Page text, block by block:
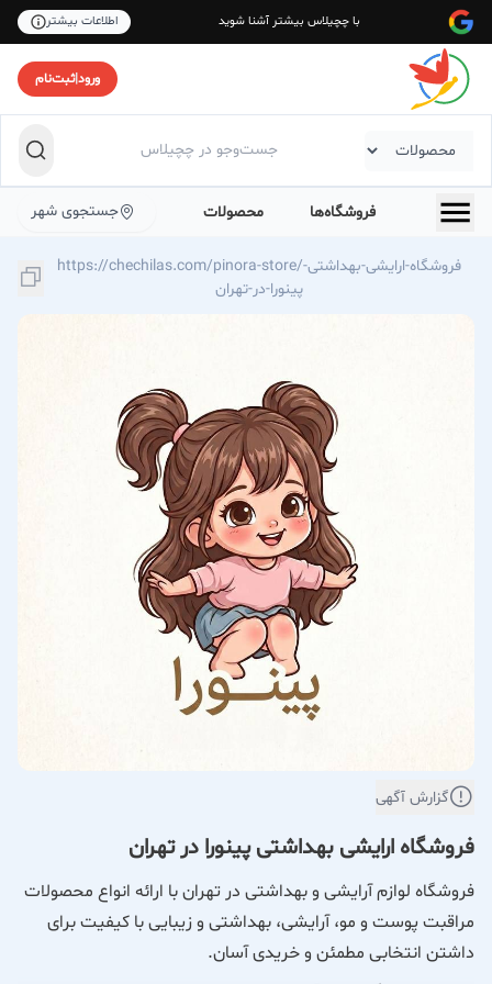
با چچیلاس بیشتر آشنا شوید اطلاعات بیشتر
ورود|ثبت‌نام
فروشگاه‌ها محصولات جستجوی شهر
https://chechilas.com/pinora-store/فروشگاه-ارایشی-بهداشتی-
پینورا-در-تهران
گزارش آگهی
فروشگاه ارایشی بهداشتی پینورا در تهران
فروشگاه لوازم آرایشی و بهداشتی در تهران با ارائه انواع محصولات
مراقبت پوست و مو، آرایشی، بهداشتی و زیبایی با کیفیت برای
داشتن انتخابی مطمئن و خریدی آسان.